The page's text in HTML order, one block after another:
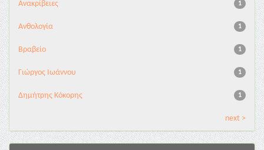
1
Ανακρίβειες
1
Ανθολογία
1
Βραβείο
1
Γιώργος Ιωάννου
1
Δημήτρης Κόκορης
next >